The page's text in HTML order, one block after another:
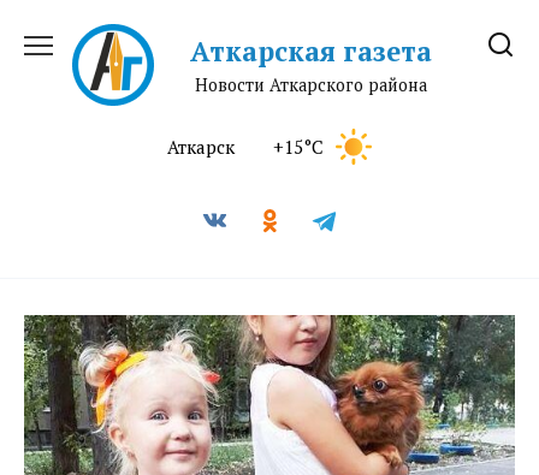
содержанию
Аткарская газета
Новости Аткарского района
Аткарск +15°C